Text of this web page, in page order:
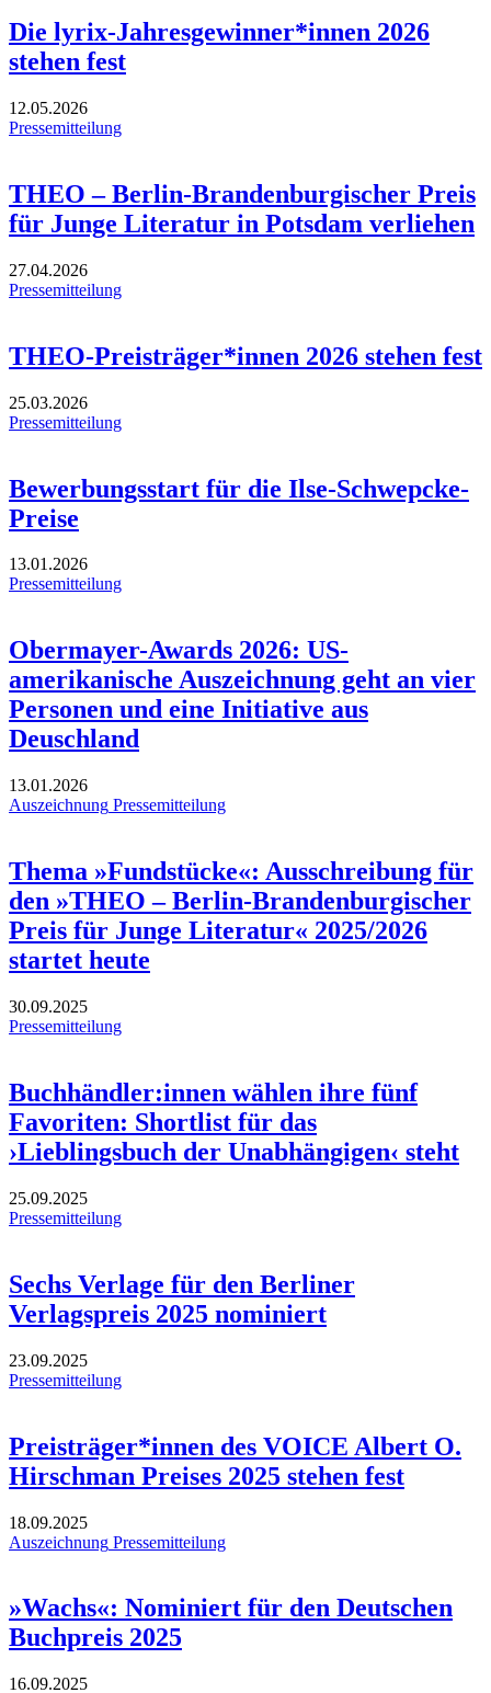
Die lyrix-Jahresgewinner*innen 2026
stehen fest
12.05.2026
Pressemitteilung
THEO – Berlin-Brandenburgischer Preis
für Junge Literatur in Potsdam verliehen
27.04.2026
Pressemitteilung
THEO-Preisträger*innen 2026 stehen fest
25.03.2026
Pressemitteilung
Bewerbungsstart für die Ilse-Schwepcke-
Preise
13.01.2026
Pressemitteilung
Obermayer-Awards 2026: US-
amerikanische Auszeichnung geht an vier
Personen und eine Initiative aus
Deuschland
13.01.2026
Auszeichnung Pressemitteilung
Thema »Fundstücke«: Ausschreibung für
den »THEO – Berlin-Brandenburgischer
Preis für Junge Literatur« 2025/2026
startet heute
30.09.2025
Pressemitteilung
Buchhändler:innen wählen ihre fünf
Favoriten: Shortlist für das
›Lieblingsbuch der Unabhängigen‹ steht
25.09.2025
Pressemitteilung
Sechs Verlage für den Berliner
Verlagspreis 2025 nominiert
23.09.2025
Pressemitteilung
Preisträger*innen des VOICE Albert O.
Hirschman Preises 2025 stehen fest
18.09.2025
Auszeichnung Pressemitteilung
»Wachs«: Nominiert für den Deutschen
Buchpreis 2025
16.09.2025